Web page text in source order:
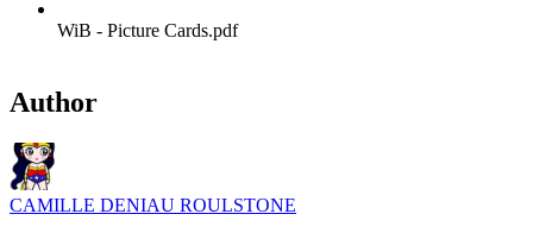
WiB - Picture Cards.pdf
Author
CAMILLE DENIAU ROULSTONE